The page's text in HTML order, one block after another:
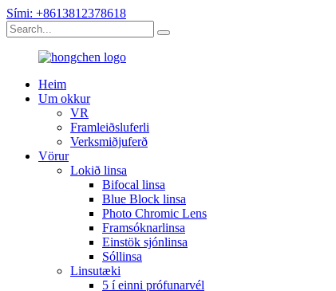
Sími: +8613812378618
Heim
Um okkur
VR
Framleiðsluferli
Verksmiðjuferð
Vörur
Lokið linsa
Bifocal linsa
Blue Block linsa
Photo Chromic Lens
Framsóknarlinsa
Einstök sjónlinsa
Sóllinsa
Linsutæki
5 í einni prófunarvél